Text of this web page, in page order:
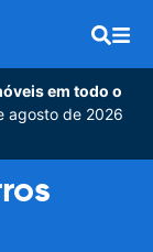
em todo o
agosto de 2026